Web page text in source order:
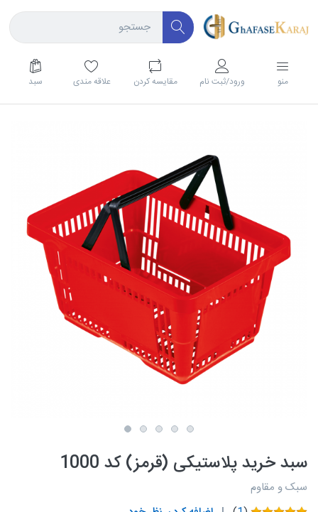
منو ورود/ثبت نام مقايسه كردن علاقه مندی سبد
سبد خرید پلاستیکی (قرمز) کد 1000
سبک و مقاوم